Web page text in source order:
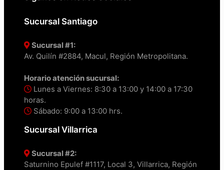
Sucursal Santiago
Sucursal #1:
Av. Quilín #2884, Macul, Región Metropolitana.
Horario atención sucursal:
Lunes a Viernes: 8:30 a 13:00 y 14:00 a 17:30
horas.
Sábado: 9:00 a 13:00 hrs.
Sucursal Villarrica
Sucursal #2:
Saturnino Epulef #1117, Local 3, Villarrica, Región